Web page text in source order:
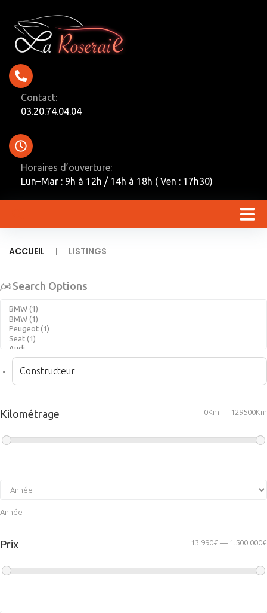
Contact:
03.20.74.04.04
Horaires d’ouverture:
Lun–Mar : 9h à 12h / 14h à 18h ( Ven : 17h30)
ACCUEIL | LISTINGS
Search Options
Kilométrage 0Km — 129500Km
Année
Prix 13.990€ — 1.500.000€